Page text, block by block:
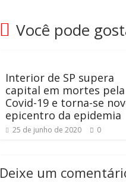
Você pode
Interior de SP supera
capital em mortes pela
Covid-19 e torna-se
epicentro da epidemia
25 de junho de 2020 0
Deixe um